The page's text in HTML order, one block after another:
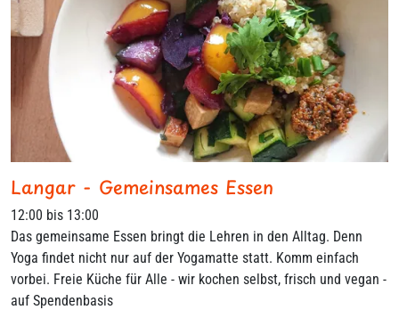
Langar - Gemeinsames Essen
12:00 bis 13:00
Das gemeinsame Essen bringt die Lehren in den Alltag. Denn
Yoga findet nicht nur auf der Yogamatte statt. Komm einfach
vorbei. Freie Küche für Alle - wir kochen selbst, frisch und vegan -
auf Spendenbasis